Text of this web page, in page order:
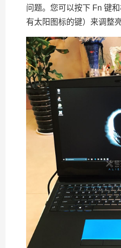
问题。您可以按下 Fn 键
有太阳图标的键）来调整